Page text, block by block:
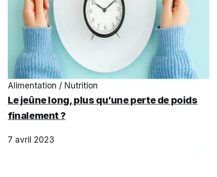
Alimentation / Nutrition
Le jeûne long, plus qu’une perte de poids
finalement ?
7 avril 2023